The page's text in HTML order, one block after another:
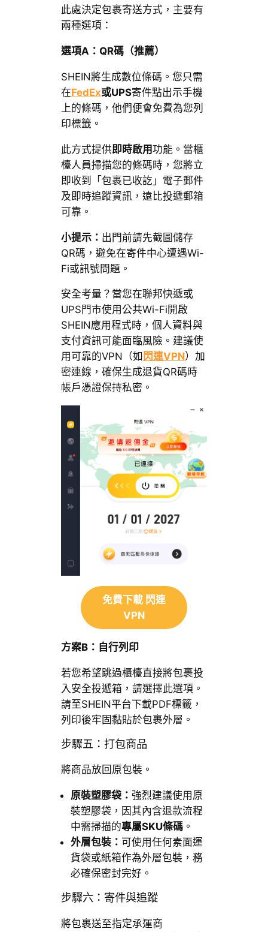
此處決定包裹寄送方式，主要有
兩種選項：
選項A：QR碼（推薦）
SHEIN將生成數位條碼。您只需
在FedEx或UPS寄件點出示手機
上的條碼，他們便會免費為您列
印標籤。
此方式提供即時啟用功能。當櫃
檯人員掃描您的條碼時，您將立
即收到「包裹已收訖」電子郵件
及即時追蹤資訊，遠比投遞郵箱
可靠。
小提示： 出門前請先截圖儲存
QR碼，避免在寄件中心遭遇Wi-
Fi或訊號問題。
安全考量？當您在聯邦快遞或
UPS門市使用公共Wi-Fi開啟
SHEIN應用程式時，個人資料與
支付資訊可能面臨風險。建議使
用可靠的VPN（如 閃連VPN）加
密連線，確保生成退貨QR碼時
帳戶憑證保持私密。
免費下載 閃連
VPN
方案B：自行列印
若您希望跳過櫃檯直接將包裹投
入安全投遞箱，請選擇此選項。
請至SHEIN平台下載PDF標籤，
列印後牢固黏貼於包裹外層。
步驟五：打包商品
將商品放回原包裝。
原裝塑膠袋： 強烈建議使用原
裝塑膠袋，因其內含退款流程
中需掃描的專屬SKU條碼。
外層包裝： 可使用任何素面運
貨袋或紙箱作為外層包裝，務
必確保密封完好。
步驟六：寄件與追蹤
將包裹送至指定承運商